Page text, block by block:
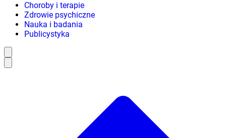
Choroby i terapie
Zdrowie psychiczne
Nauka i badania
Publicystyka